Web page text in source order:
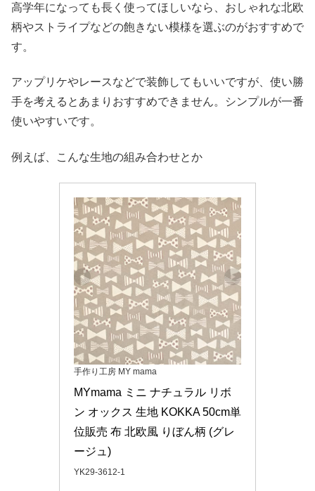
高学年になっても長く使ってほしいなら、おしゃれな北欧
柄やストライプなどの飽きない模様を選ぶのがおすすめで
す。
アップリケやレースなどで装飾してもいいですが、使い勝
手を考えるとあまりおすすめできません。シンプルが一番
使いやすいです。
例えば、こんな生地の組み合わせとか
手作り工房 MY mama
MYmama ミニ ナチュラル リボ
ン オックス 生地 KOKKA 50cm単
位販売 布 北欧風 りぼん柄 (グレ
ージュ)
YK29-3612-1